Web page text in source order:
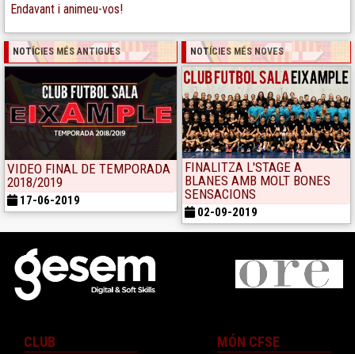
Endavant i animeu-vos!
NOTÍCIES MÉS ANTIGUES
VIDEO FINAL DE TEMPORADA
2018/2019
17-06-2019
NOTÍCIES MÉS NOVES
FINALITZA L'STAGE A
BLANES AMB MOLT BONES
SENSACIONS
02-09-2019
CLUB MÓN CFSE